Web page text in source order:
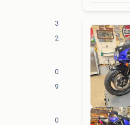
3
2
0
9
0